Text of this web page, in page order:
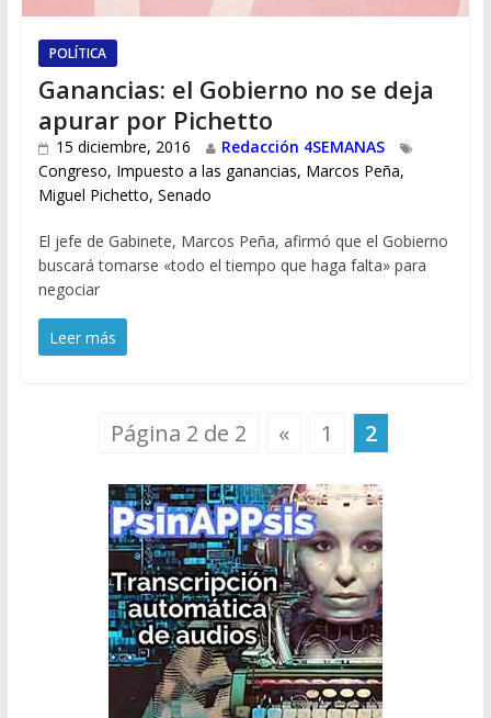
POLÍTICA
Ganancias: el Gobierno no se deja
apurar por Pichetto
15 diciembre, 2016
Redacción 4SEMANAS
Congreso, Impuesto a las ganancias, Marcos Peña,
Miguel Pichetto, Senado
El jefe de Gabinete, Marcos Peña, afirmó que el Gobierno
buscará tomarse «todo el tiempo que haga falta» para
negociar
Leer más
Página 2 de 2 « 1 2